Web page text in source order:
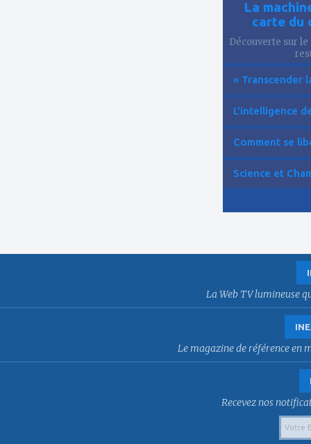
La
carte du
Découverte sur
« Transcender
L'intelligence
Comment se
Science et
La Web TV lumineuse
Le magazine de référence en
Recevez nos